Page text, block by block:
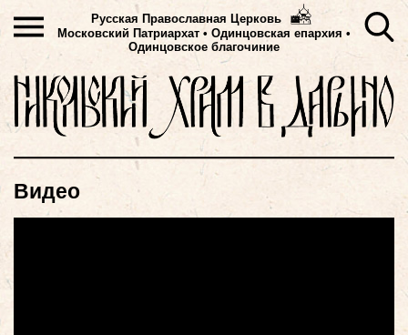
Русская Православная Церковь
Московский Патриархат • Одинцовская епархия •
Одинцовское благочиние
Видео